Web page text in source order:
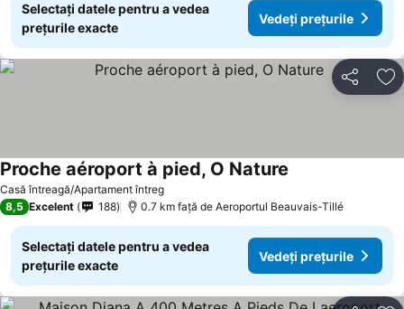
Selectați datele pentru a vedea
prețurile exacte
Vedeți prețurile
Distribuiți
Casă întreagă/Apartament întreg
Proche aéroport à pied, O Nature
8,5 Excelent 188 0.7 km faţă de Aeroportul Beauvais-Tillé
Selectați datele pentru a vedea
prețurile exacte
Vedeți prețurile